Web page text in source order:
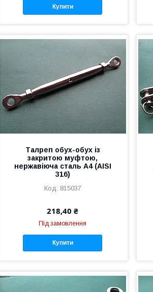
Купити
Талреп обух-обух із
закритою муфтою,
нержавіюча сталь А4 (AISI
316)
815037
218,40 ₴
Під замовлення
Купити